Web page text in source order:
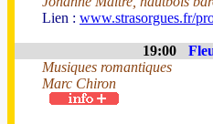
Lien : www.strasorgues.fr/
19:00
Musiques romantiques
Marc Chiron